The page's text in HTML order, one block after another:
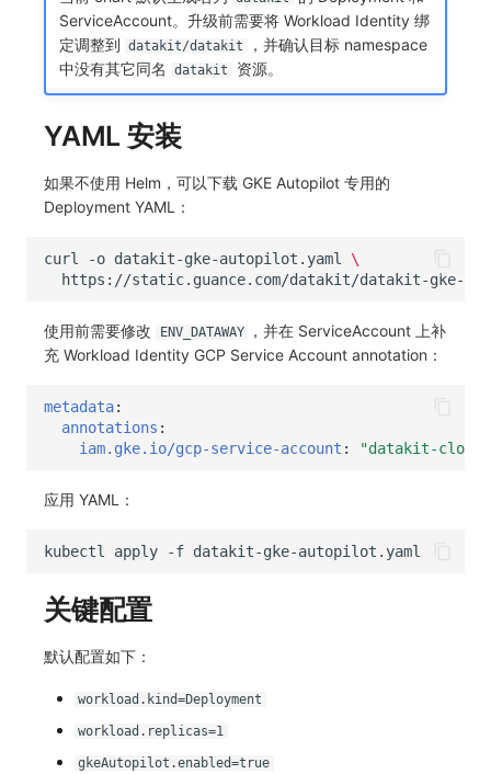
ServiceAccount。升级前需要将 Workload Identity 绑
定调整到 datakit/datakit
，并确认目标 namespace
中没有其它同名
datakit 资源。
YAML 安装
如果不使用 Helm，可以下载 GKE Autopilot 专用的
Deployment YAML：
curl -o datakit-gke-autopilot.yaml \
使用前需要修改 ENV_DATAWAY
，并在 ServiceAccount 上补
充 Workload Identity GCP Service Account annotation：
metadata:
annotations :
iam.gke.io/gcp-service-account : "datakit-cloud-
应用 YAML：
kubectl apply -f
关键配置
默认配置如下：
workload.kind=Deployment
workload.replicas=1
gkeAutopilot.enabled=true